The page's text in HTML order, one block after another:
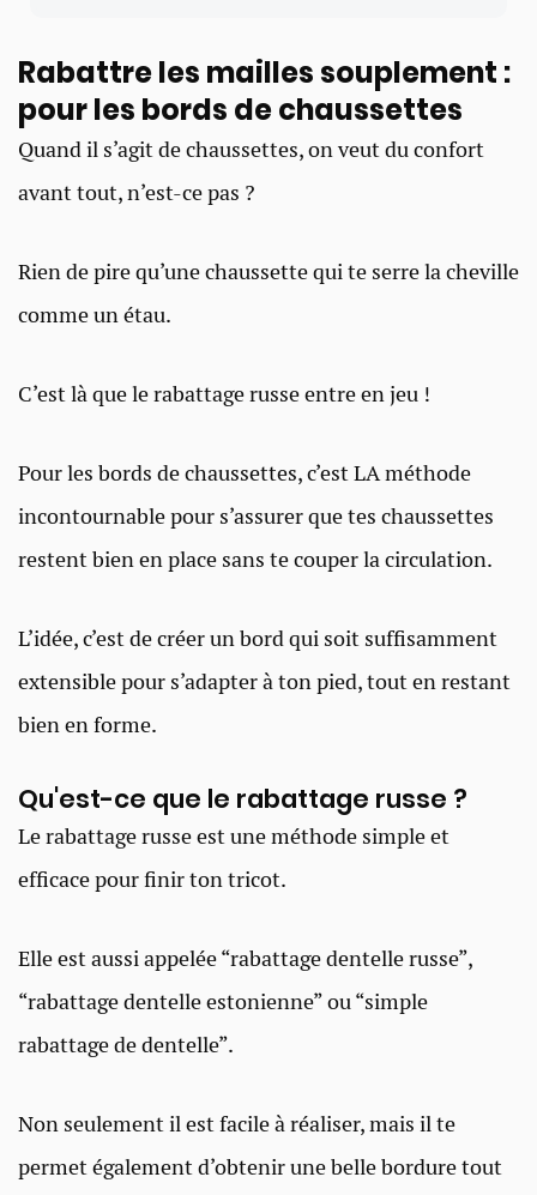
Rabattre les mailles souplement :
pour les bords de chaussettes
Quand il s’agit de chaussettes, on veut du confort
avant tout, n’est-ce pas ?
Rien de pire qu’une chaussette qui te serre la cheville
comme un étau.
C’est là que le rabattage russe entre en jeu !
Pour les bords de chaussettes, c’est LA méthode
incontournable pour s’assurer que tes chaussettes
restent bien en place sans te couper la circulation.
L’idée, c’est de créer un bord qui soit suffisamment
extensible pour s’adapter à ton pied, tout en restant
bien en forme.
Qu'est-ce que le rabattage russe ?
Le rabattage russe est une méthode simple et
efficace pour finir ton tricot.
Elle est aussi appelée “rabattage dentelle russe”,
“rabattage dentelle estonienne” ou “simple
rabattage de dentelle”.
Non seulement il est facile à réaliser, mais il te
permet également d’obtenir une belle bordure tout